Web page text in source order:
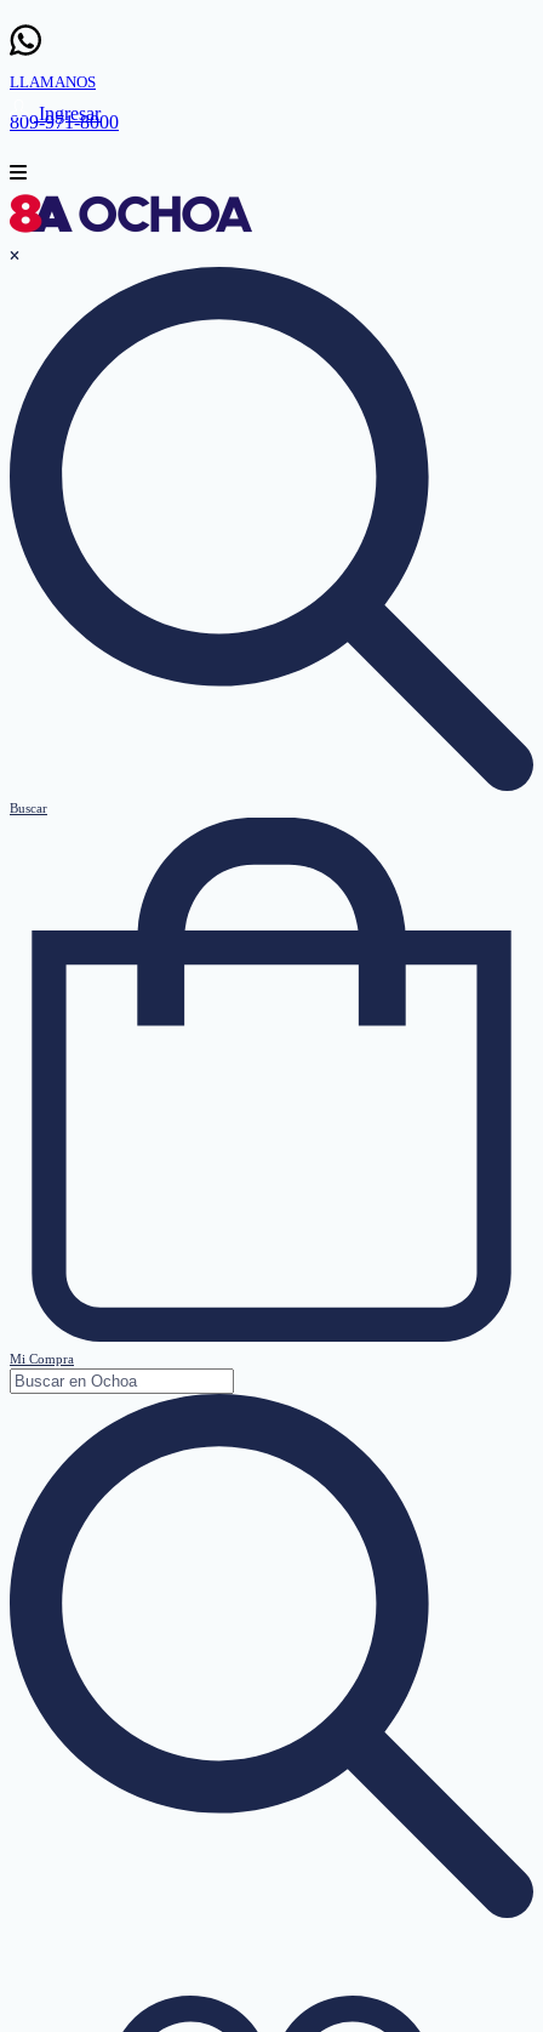
LLAMANOS
809-971-8000
Ingresar
Buscar
Mi Compra